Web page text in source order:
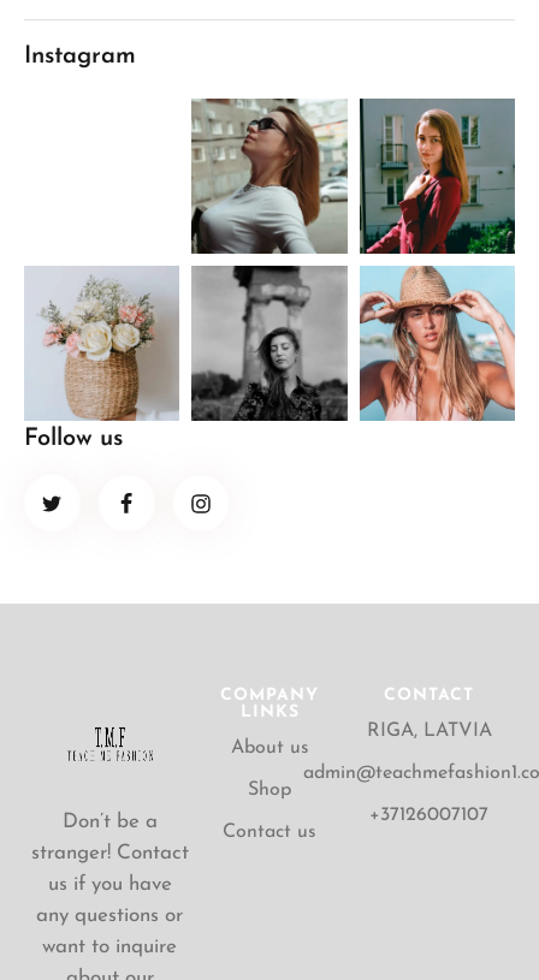
Instagram
Follow us
Don’t be a
stranger! Contact
us if you have
any questions or
want to inquire
COMPANY
LINKS
About us
Shop
Contact us
CONTACT
RIGA, LATVIA
+37126007107